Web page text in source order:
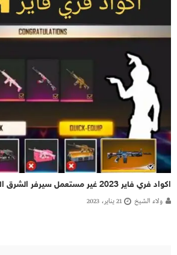
اكواد فري فاير 2023 غير مستعمل سيرفر الشرق الاوسط
ولاء الشيخ 21 يناير، 2023